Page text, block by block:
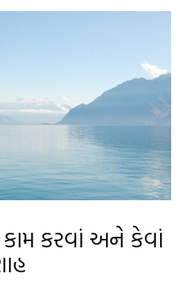
કામ કરવાં અને કેવાં